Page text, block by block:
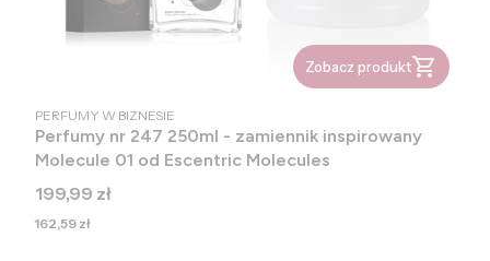
Zobacz produkt
PRODUCENT
PERFUMY W BIZNESIE
Perfumy nr 247 250ml - zamiennik inspirowany
Molecule 01 od Escentric Molecules
Cena
199,99 zł
Cena
162,59 zł